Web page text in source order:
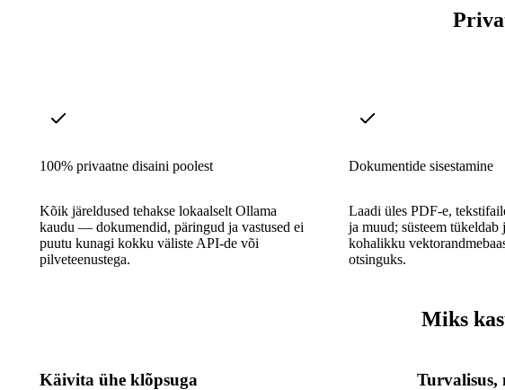
100% privaatne disaini poolest
Kõik järeldused tehakse lokaalselt Ollama
kaudu — dokumendid, päringud ja vastused ei
puutu kunagi kokku väliste API-de või
pilveteenustega.
Dokumentide sisestamine
Laadi üles PDF-e,
ja muud; süsteem tükeldab
kohalikku
otsinguks.
Miks
Käivita ühe klõpsuga Turvalisus,